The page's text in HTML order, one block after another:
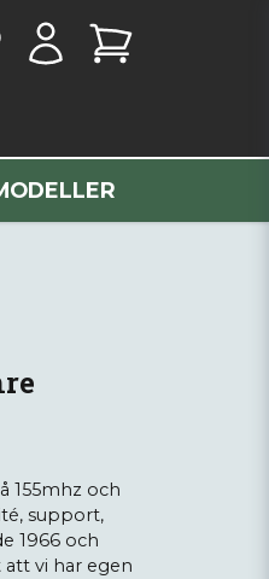
155mhz och
support,
1966 och
vi har egen